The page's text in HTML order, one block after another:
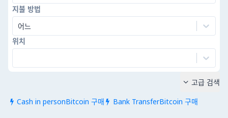
지불 방법
어느
위치
 Cash in personBitcoin 구매  Bank TransferBitcoin 구매
 고급 검색